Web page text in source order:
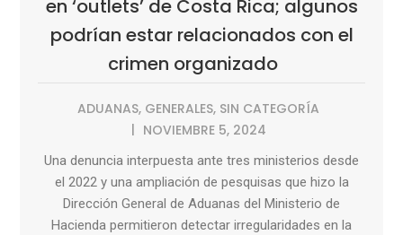
en ‘outlets’ de Costa Rica; algunos
podrían estar relacionados con el
crimen organizado
ADUANAS, GENERALES, SIN CATEGORÍA
NOVIEMBRE 5, 2024
Una denuncia interpuesta ante tres ministerios desde
el 2022 y una ampliación de pesquisas que hizo la
Dirección General de Aduanas del Ministerio de
Hacienda permitieron detectar irregularidades en la